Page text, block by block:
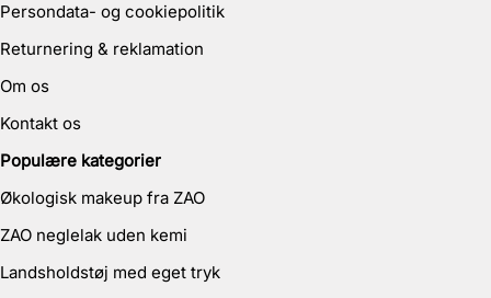
Persondata- og cookiepolitik
Returnering & reklamation
Om os
Kontakt os
Populære kategorier
Økologisk makeup fra ZAO
ZAO neglelak uden kemi
Landsholdstøj med eget tryk